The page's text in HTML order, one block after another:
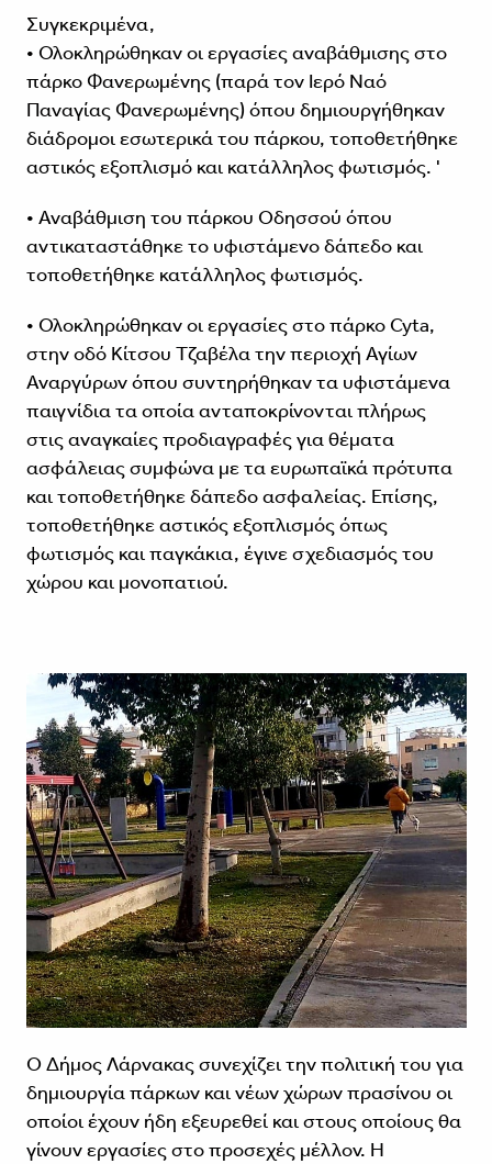
Συγκεκριμένα,
• Ολοκληρώθηκαν οι εργασίες αναβάθμισης στο
πάρκο Φανερωμένης (παρά τον Ιερό Ναό
Παναγίας Φανερωμένης) όπου δημιουργήθηκαν
διάδρομοι εσωτερικά του πάρκου, τοποθετήθηκε
αστικός εξοπλισμό και κατάλληλος φωτισμός. '
• Αναβάθμιση του πάρκου Οδησσού όπου
αντικαταστάθηκε το υφιστάμενο δάπεδο και
τοποθετήθηκε κατάλληλος φωτισμός.
• Ολοκληρώθηκαν οι εργασίες στο πάρκο Cyta,
στην οδό Κίτσου Τζαβέλα την περιοχή Αγίων
Αναργύρων όπου συντηρήθηκαν τα υφιστάμενα
παιγνίδια τα οποία ανταποκρίνονται πλήρως
στις αναγκαίες προδιαγραφές για θέματα
ασφάλειας συμφώνα με τα ευρωπαϊκά πρότυπα
και τοποθετήθηκε δάπεδο ασφαλείας. Επίσης,
τοποθετήθηκε αστικός εξοπλισμός όπως
φωτισμός και παγκάκια, έγινε σχεδιασμός του
χώρου και μονοπατιού.
Ο Δήμος Λάρνακας συνεχίζει την πολιτική του για
δημιουργία πάρκων και νέων χώρων πρασίνου οι
οποίοι έχουν ήδη εξευρεθεί και στους οποίους θα
γίνουν εργασίες στο προσεχές μέλλον. Η